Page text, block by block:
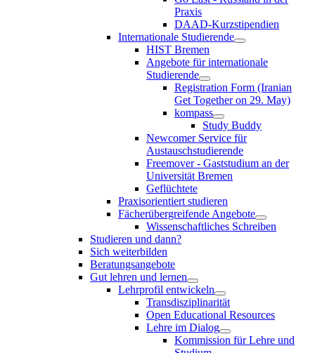
Praxis
DAAD-Kurzstipendien
Internationale Studierende
HIST Bremen
Angebote für internationale
Studierende
Registration Form (Iranian
Get Together on 29. May)
kompass
Study Buddy
Newcomer Service für
Austauschstudierende
Freemover - Gaststudium an der
Universität Bremen
Geflüchtete
Praxisorientiert studieren
Fächerübergreifende Angebote
Wissenschaftliches Schreiben
Studieren und dann?
Sich weiterbilden
Beratungsangebote
Gut lehren und lernen
Lehrprofil entwickeln
Transdisziplinarität
Open Educational Resources
Lehre im Dialog
Kommission für Lehre und